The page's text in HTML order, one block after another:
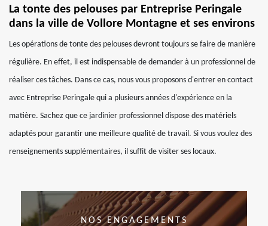
La tonte des pelouses par Entreprise Peringale
dans la ville de Vollore Montagne et ses environs
Les opérations de tonte des pelouses devront toujours se faire de manière
régulière. En effet, il est indispensable de demander à un professionnel de
réaliser ces tâches. Dans ce cas, nous vous proposons d'entrer en contact
avec Entreprise Peringale qui a plusieurs années d'expérience en la
matière. Sachez que ce jardinier professionnel dispose des matériels
adaptés pour garantir une meilleure qualité de travail. Si vous voulez des
renseignements supplémentaires, il suffit de visiter ses locaux.
NOS ENGAGEMENTS